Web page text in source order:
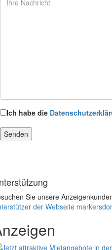
Ich habe die
Sie unsere
der Webseite